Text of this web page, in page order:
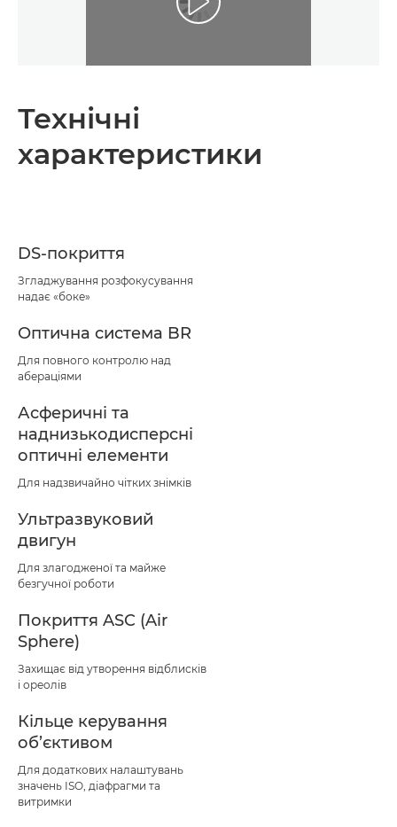
Технічні
характеристики
DS-покриття
Згладжування розфокусування
надає «боке»
Оптична система BR
Для повного контролю над
абераціями
Асферичні та
наднизькодисперсні
оптичні елементи
Для надзвичайно чітких знімків
Ультразвуковий
двигун
Для злагодженої та майже
безгучної роботи
Покриття ASC (Air
Sphere)
Захищає від утворення відблисків
і ореолів
Кільце керування
об’єктивом
Для додаткових налаштувань
значень ISO, діафрагми та
витримки